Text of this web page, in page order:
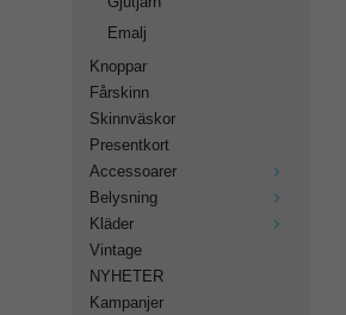
Emalj
Knoppar
Fårskinn
Skinnväskor
Presentkort
Accessoarer
Belysning
Kläder
Vintage
NYHETER
Kampanjer